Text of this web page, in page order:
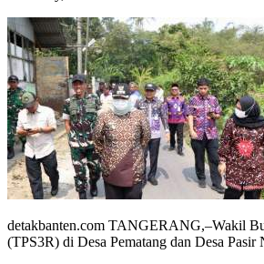
detakbanten.com TANGERANG,–Wakil
(TPS3R) di Desa Pematang dan Desa